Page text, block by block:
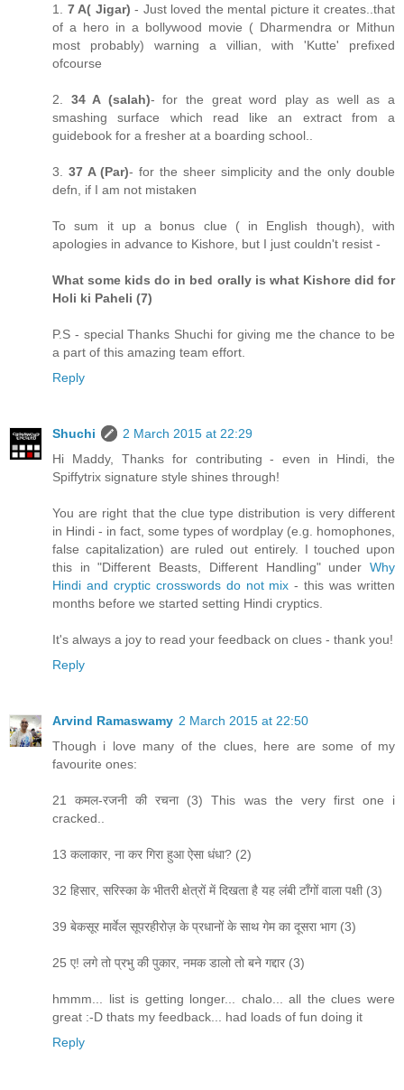
1. 7 A( Jigar) - Just loved the mental picture it creates..that
of a hero in a bollywood movie ( Dharmendra or Mithun
most probably) warning a villian, with 'Kutte' prefixed
ofcourse
2. 34 A (salah)- for the great word play as well as a
smashing surface which read like an extract from a
guidebook for a fresher at a boarding school..
3. 37 A (Par)- for the sheer simplicity and the only double
defn, if I am not mistaken
To sum it up a bonus clue ( in English though), with
apologies in advance to Kishore, but I just couldn't resist -
What some kids do in bed orally is what Kishore did for
Holi ki Paheli (7)
P.S - special Thanks Shuchi for giving me the chance to be
a part of this amazing team effort.
Reply
Shuchi
2 March 2015 at 22:29
Hi Maddy, Thanks for contributing - even in Hindi, the
Spiffytrix signature style shines through!
You are right that the clue type distribution is very different
in Hindi - in fact, some types of wordplay (e.g. homophones,
false capitalization) are ruled out entirely. I touched upon
this in "Different Beasts, Different Handling" under Why
Hindi and cryptic crosswords do not mix - this was written
months before we started setting Hindi cryptics.
It's always a joy to read your feedback on clues - thank you!
Reply
Arvind Ramaswamy 2 March 2015 at 22:50
Though i love many of the clues, here are some of my
favourite ones:
21 कमल-रजनी की रचना (3) This was the very first one i
cracked..
13 कलाकार, ना कर गिरा हुआ ऐसा धंधा? (2)
32 हिसार, सरिस्का के भीतरी क्षेत्रों में दिखता है यह लंबी टाँगों वाला पक्षी (3)
39 बेकसूर मार्वेल सूपरहीरोज़ के प्रधानों के साथ गेम का दूसरा भाग (3)
25 ए! लगे तो प्रभु की पुकार, नमक डालो तो बने गद्दार (3)
hmmm... list is getting longer... chalo... all the clues were
great :-D thats my feedback... had loads of fun doing it
Reply